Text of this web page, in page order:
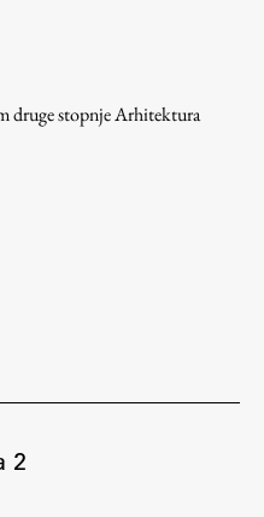
druge stopnje Arhitektura
2